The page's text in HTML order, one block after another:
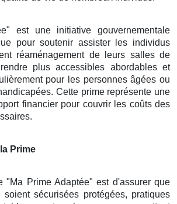
est une initiative gouvernementale
pour soutenir assister les individus
réaménagement de leurs salles de
plus accessibles abordables et
pour les personnes âgées ou
Cette prime représente une
financier pour couvrir les coûts des
Prime
"Ma Prime Adaptée" est d'assurer que
sécurisées protégées, pratiques